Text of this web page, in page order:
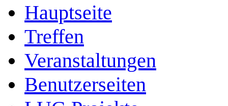
Hauptseite
Treffen
Veranstaltungen
Benutzerseiten